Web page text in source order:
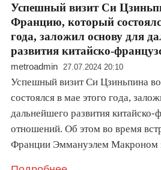
Успешный визит Си
Францию, который
года, заложил основу для
развития китайско-
metroadmin 27.07.2024 20:10
Успешный визит Си Цзиньпина
состоялся в мае этого года,
дальнейшего развития китайско-
отношений. Об этом во время
Франции Эммануэлем Макроном